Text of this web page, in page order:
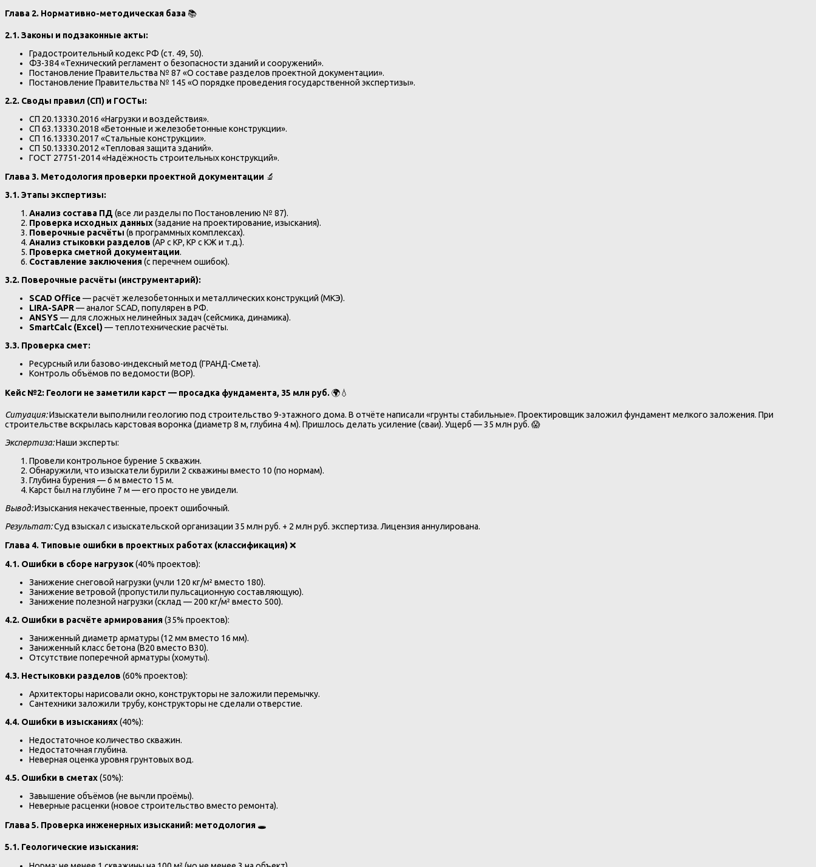
Глава 2. Нормативно-методическая база 📚
2.1. Законы и подзаконные акты:
Градостроительный кодекс РФ (ст. 49, 50).
ФЗ-384 «Технический регламент о безопасности зданий и сооружений».
Постановление Правительства № 87 «О составе разделов проектной документации».
Постановление Правительства № 145 «О порядке проведения государственной экспертизы».
2.2. Своды правил (СП) и ГОСТы:
СП 20.13330.2016 «Нагрузки и воздействия».
СП 63.13330.2018 «Бетонные и железобетонные конструкции».
СП 16.13330.2017 «Стальные конструкции».
СП 50.13330.2012 «Тепловая защита зданий».
ГОСТ 27751-2014 «Надёжность строительных конструкций».
Глава 3. Методология проверки проектной документации 🔬
3.1. Этапы экспертизы:
Анализ состава ПД (все ли разделы по Постановлению № 87).
Проверка исходных данных(задание на проектирование, изыскания).
Поверочные расчёты (в программных комплексах).
Анализ стыковки разделов (АР с КР, КР с КЖ и т.д.).
Проверка сметной документации.
Составление заключения(с перечнем ошибок).
3.2. Поверочные расчёты (инструментарий):
SCAD Office — расчёт железобетонных и металлических конструкций (МКЭ).
LIRA-SAPR — аналог SCAD, популярен в РФ.
ANSYS — для сложных нелинейных задач (сейсмика, динамика).
SmartCalc (Excel)— теплотехнические расчёты.
3.3. Проверка смет:
Ресурсный или базово-индексный метод (ГРАНД-Смета).
Контроль объёмов по ведомости (ВОР).
Кейс №2: Геологи не заметили карст — просадка фундамента, 35 млн руб.🌍💧
Ситуация:Изыскатели выполнили геологию под строительство 9-этажного дома. В отчёте написали «грунты стабильные». Проектировщик заложил фундамент мелкого заложения. При
строительстве вскрылась карстовая воронка (диаметр 8 м, глубина 4 м). Пришлось делать усиление (сваи). Ущерб — 35 млн руб. 😱
Экспертиза:Наши эксперты:
Провели контрольное бурение 5 скважин.
Обнаружили, что изыскатели бурили 2 скважины вместо 10 (по нормам).
Глубина бурения — 6 м вместо 15 м.
Карст был на глубине 7 м — его просто не увидели.
Вывод:Изыскания некачественные, проект ошибочный.
Результат:Суд взыскал с изыскательской организации 35 млн руб. + 2 млн руб. экспертиза. Лицензия аннулирована.
Глава 4. Типовые ошибки в проектных работах (классификация)❌
4.1. Ошибки в сборе нагрузок(40% проектов):
Занижение снеговой нагрузки (учли 120 кг/м² вместо 180).
Занижение ветровой (пропустили пульсационную составляющую).
Занижение полезной нагрузки (склад — 200 кг/м² вместо 500).
4.2. Ошибки в расчёте армирования(35% проектов):
Заниженный диаметр арматуры (12 мм вместо 16 мм).
Заниженный класс бетона (В20 вместо В30).
Отсутствие поперечной арматуры (хомуты).
4.3. Нестыковки разделов (60% проектов):
Архитекторы нарисовали окно, конструкторы не заложили перемычку.
Сантехники заложили трубу, конструкторы не сделали отверстие.
4.4. Ошибки в изысканиях(40%):
Недостаточное количество скважин.
Недостаточная глубина.
Неверная оценка уровня грунтовых вод.
4.5. Ошибки в сметах(50%):
Завышение объёмов (не вычли проёмы).
Неверные расценки (новое строительство вместо ремонта).
Глава 5. Проверка инженерных изысканий: методология 🕳️
5.1. Геологические изыскания: